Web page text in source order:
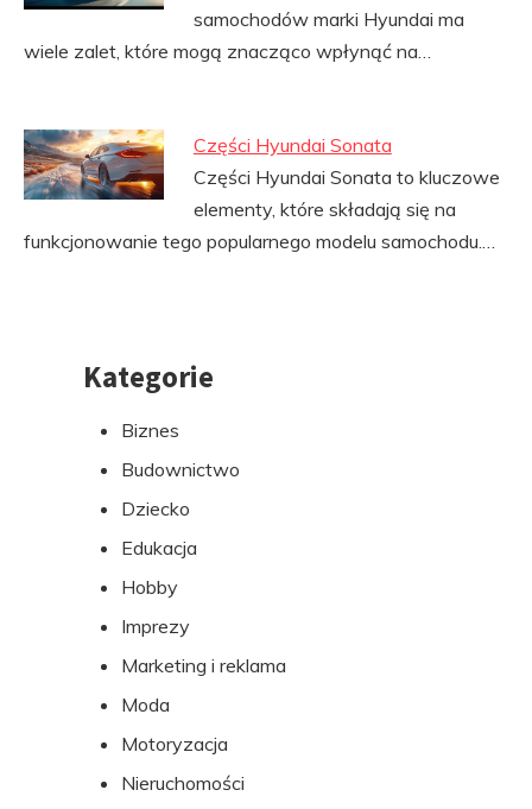
samochodów marki Hyundai ma
wiele zalet, które mogą znacząco wpłynąć na…
Części Hyundai Sonata
Części Hyundai Sonata to kluczowe
elementy, które składają się na
funkcjonowanie tego popularnego modelu samochodu.…
PrzejdźKategorie
Biznes
Budownictwo
Dziecko
Edukacja
Hobby
Imprezy
Marketing i reklama
Moda
Motoryzacja
Nieruchomości